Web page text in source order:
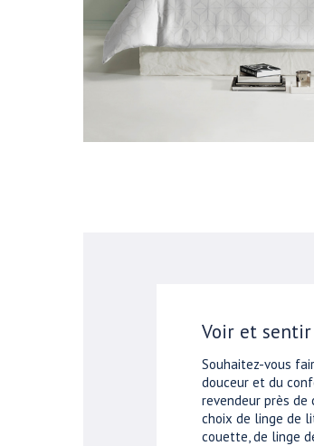
Voir et
Souhaitez-vous
douceur et du
revendeur près de
choix de linge de
couette, de linge